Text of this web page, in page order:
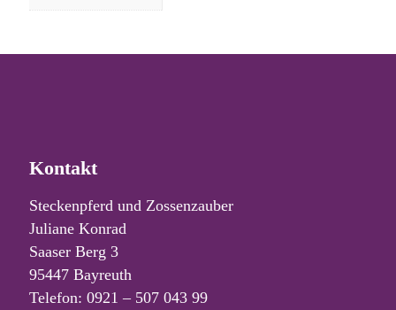
Kontakt
Steckenpferd und Zossenzauber
Juliane Konrad
Saaser Berg 3
95447 Bayreuth
Telefon: 0921 – 507 043 99